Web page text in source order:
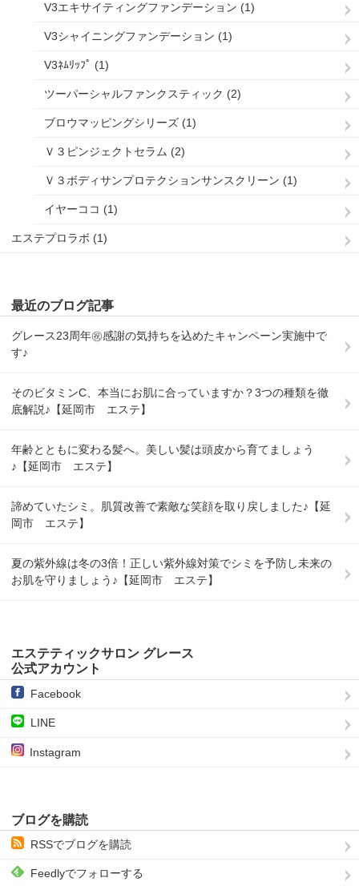
V3エキサイティングファンデーション (1)
V3シャイニングファンデーション (1)
V3ﾈﾑﾘｯﾌﾟ (1)
ツーパーシャルファンクスティック (2)
ブロウマッピングシリーズ (1)
Ｖ３ピンジェクトセラム (2)
Ｖ３ボディサンプロテクションサンスクリーン (1)
イヤーココ (1)
エステプロラボ (1)
最近のブログ記事
グレース23周年㊗感謝の気持ちを込めたキャンペーン実施中で
す♪
そのビタミンC、本当にお肌に合っていますか？3つの種類を徹
底解説♪【延岡市 エステ】
年齢とともに変わる髪へ。美しい髪は頭皮から育てましょう
♪【延岡市 エステ】
諦めていたシミ。肌質改善で素敵な笑顔を取り戻しました♪【延
岡市 エステ】
夏の紫外線は冬の3倍！正しい紫外線対策でシミを予防し未来の
お肌を守りましょう♪【延岡市 エステ】
エステティックサロン グレース
公式アカウント
Facebook
LINE
Instagram
ブログを購読
RSSでブログを購読
Feedlyでフォローする